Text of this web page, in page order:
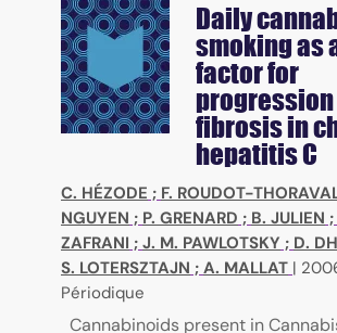
Daily
smoking as
factor for
fibrosis in
hepatitis C
C. HÉZODE ; F. ROUDOT-
NGUYEN ; P. GRENARD ; B. JULIEN ;
ZAFRANI ; J. M. PAWLOTSKY ; D.
S. LOTERSZTAJN ; A. MALLAT |
Périodique
Cannabinoids present in